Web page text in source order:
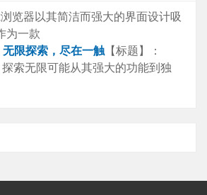
浏览器以其简洁而强大的界面设计吸
为一款
限探索，尽在一触 【标题】：
索无限可能从其强大的功能到独